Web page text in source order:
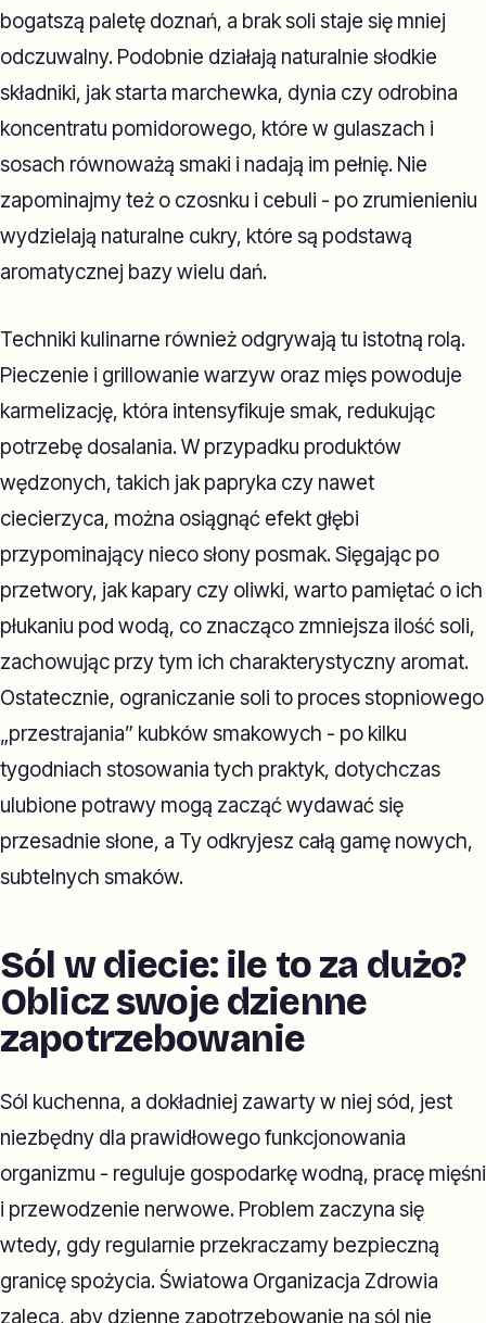
bogatszą paletę doznań, a brak soli staje się mniej
odczuwalny. Podobnie działają naturalnie słodkie
składniki, jak starta marchewka, dynia czy odrobina
koncentratu pomidorowego, które w gulaszach i
sosach równoważą smaki i nadają im pełnię. Nie
zapominajmy też o czosnku i cebuli - po zrumienieniu
wydzielają naturalne cukry, które są podstawą
aromatycznej bazy wielu dań.
Techniki kulinarne również odgrywają tu istotną rolą.
Pieczenie i grillowanie warzyw oraz mięs powoduje
karmelizację, która intensyfikuje smak, redukując
potrzebę dosalania. W przypadku produktów
wędzonych, takich jak papryka czy nawet
ciecierzyca, można osiągnąć efekt głębi
przypominający nieco słony posmak. Sięgając po
przetwory, jak kapary czy oliwki, warto pamiętać o ich
płukaniu pod wodą, co znacząco zmniejsza ilość soli,
zachowując przy tym ich charakterystyczny aromat.
Ostatecznie, ograniczanie soli to proces stopniowego
„przestrajania” kubków smakowych - po kilku
tygodniach stosowania tych praktyk, dotychczas
ulubione potrawy mogą zacząć wydawać się
przesadnie słone, a Ty odkryjesz całą gamę nowych,
subtelnych smaków.
Sól w diecie: ile to za dużo?
Oblicz swoje dzienne
zapotrzebowanie
Sól kuchenna, a dokładniej zawarty w niej sód, jest
niezbędny dla prawidłowego funkcjonowania
organizmu - reguluje gospodarkę wodną, pracę mięśni
i przewodzenie nerwowe. Problem zaczyna się
wtedy, gdy regularnie przekraczamy bezpieczną
granicę spożycia. Światowa Organizacja Zdrowia
zaleca, aby dzienne zapotrzebowanie na sól nie